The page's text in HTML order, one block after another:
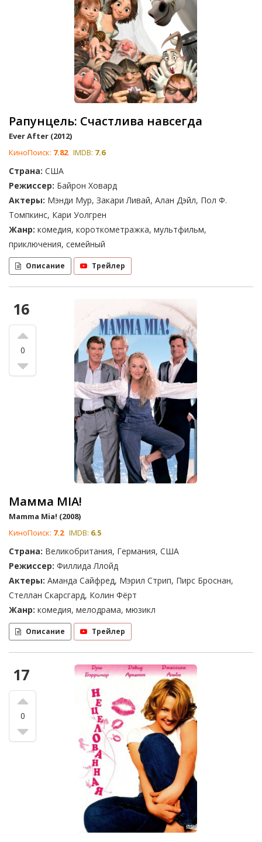
Рапунцель: Счастлива навсегда
Ever After (2012)
КиноПоиск: 7.82 IMDB: 7.6
Страна: США
Режиссер: Байрон Ховард
Актеры: Мэнди Мур, Закари Ливай, Алан Дэйл, Пол Ф.
Томпкинс, Кари Уолгрен
Жанр: комедия, короткометражка, мультфильм,
приключения, семейный
Описание Трейлер
16
0
Мамма MIA!
Mamma Mia! (2008)
КиноПоиск: 7.2 IMDB: 6.5
Страна: Великобритания, Германия, США
Режиссер: Филлида Ллойд
Актеры: Аманда Сайфред, Мэрил Стрип, Пирс Броснан,
Стеллан Скарсгард, Колин Фёрт
Жанр: комедия, мелодрама, мюзикл
Описание Трейлер
17
0